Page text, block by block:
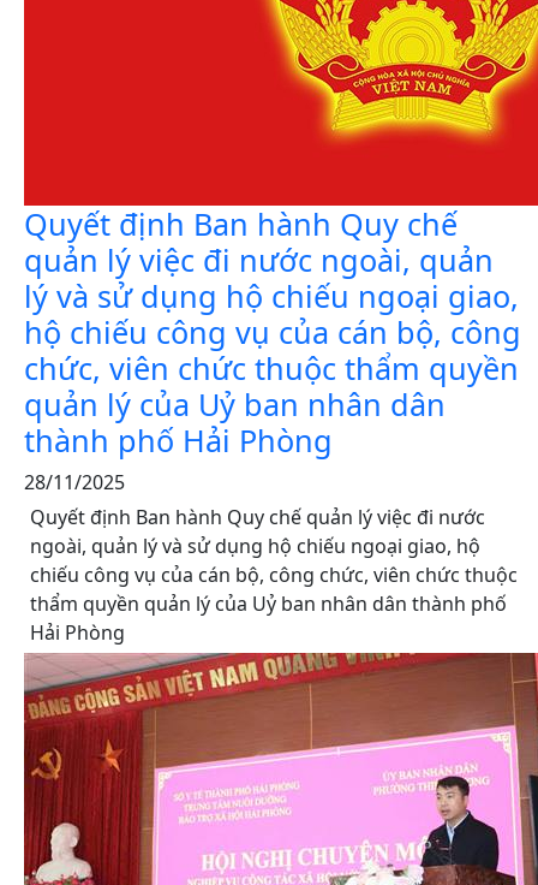
Quyết định Ban hành Quy chế
quản lý việc đi nước ngoài, quản
lý và sử dụng hộ chiếu ngoại giao,
hộ chiếu công vụ của cán bộ, công
chức, viên chức thuộc thẩm quyền
quản lý của Uỷ ban nhân dân
thành phố Hải Phòng
28/11/2025
Quyết định Ban hành Quy chế quản lý việc đi nước
ngoài, quản lý và sử dụng hộ chiếu ngoại giao, hộ
chiếu công vụ của cán bộ, công chức, viên chức thuộc
thẩm quyền quản lý của Uỷ ban nhân dân thành phố
Hải Phòng